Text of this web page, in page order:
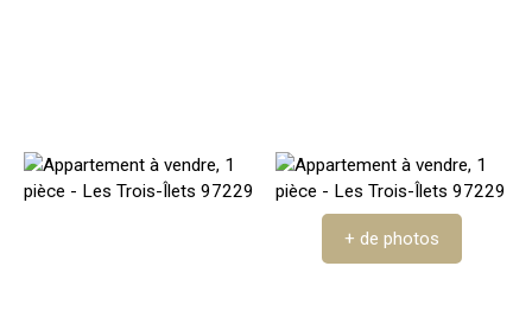
+ de photos